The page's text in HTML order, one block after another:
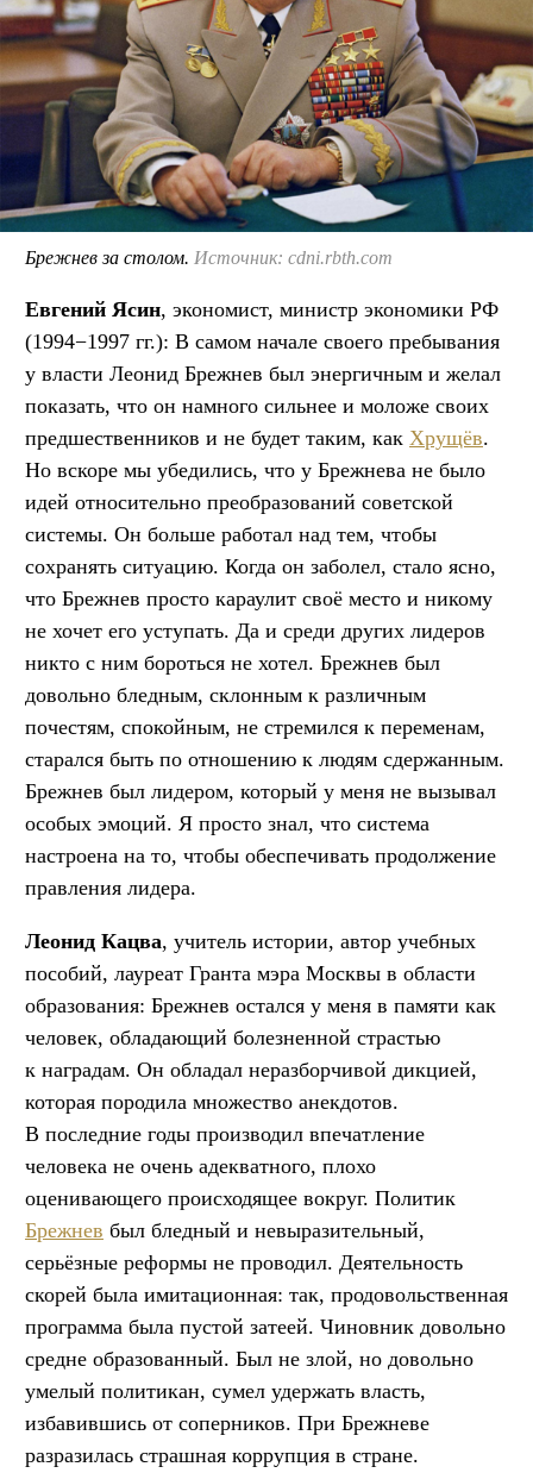
Брежнев за столом. Источник: cdni.rbth.com
Евгений Ясин, экономист, министр экономики РФ
(1994−1997 гг.): В самом начале своего пребывания
у власти Леонид Брежнев был энергичным и желал
показать, что он намного сильнее и моложе своих
предшественников и не будет таким, как Хрущёв.
Но вскоре мы убедились, что у Брежнева не было
идей относительно преобразований советской
системы. Он больше работал над тем, чтобы
сохранять ситуацию. Когда он заболел, стало ясно,
что Брежнев просто караулит своё место и никому
не хочет его уступать. Да и среди других лидеров
никто с ним бороться не хотел. Брежнев был
довольно бледным, склонным к различным
почестям, спокойным, не стремился к переменам,
старался быть по отношению к людям сдержанным.
Брежнев был лидером, который у меня не вызывал
особых эмоций. Я просто знал, что система
настроена на то, чтобы обеспечивать продолжение
правления лидера.
Леонид Кацва, учитель истории, автор учебных
пособий, лауреат Гранта мэра Москвы в области
образования: Брежнев остался у меня в памяти как
человек, обладающий болезненной страстью
к наградам. Он обладал неразборчивой дикцией,
которая породила множество анекдотов.
В последние годы производил впечатление
человека не очень адекватного, плохо
оценивающего происходящее вокруг. Политик
Брежнев был бледный и невыразительный,
серьёзные реформы не проводил. Деятельность
скорей была имитационная: так, продовольственная
программа была пустой затеей. Чиновник довольно
средне образованный. Был не злой, но довольно
умелый политикан, сумел удержать власть,
избавившись от соперников. При Брежневе
разразилась страшная коррупция в стране.